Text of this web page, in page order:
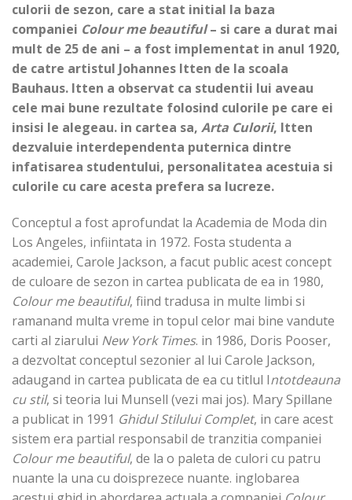
culorii de sezon, care a stat initial la baza
companiei Colour me beautiful– si care a durat mai
mult de 25 de ani – a fost implementat in anul 1920,
de catre artistul Johannes Itten de la scoala
Bauhaus. Itten a observat ca studentii lui aveau
cele mai bune rezultate folosind culorile pe care ei
insisi le alegeau. in cartea sa, Arta Culorii, Itten
dezvaluie interdependenta puternica dintre
infatisarea studentului, personalitatea acestuia si
culorile cu care acesta prefera sa lucreze.
Conceptul a fost aprofundat la Academia de Moda din
Los Angeles, infiintata in 1972. Fosta studenta a
academiei, Carole Jackson, a facut public acest concept
de culoare de sezon in cartea publicata de ea in 1980,
Colour me beautiful, fiind tradusa in multe limbi si
ramanand multa vreme in topul celor mai bine vandute
carti al ziarului New York Times. in 1986, Doris Pooser,
a dezvoltat con­ceptul sezonier al lui Carole Jackson,
adaugand in cartea publicata de ea cu titlul Intotdeauna
cu stil, si teoria lui Munsell (vezi mai jos). Mary Spillane
a publicat in 1991 Ghidul Stilului Complet, in care acest
sistem era partial responsabil de tranzitia companiei
Colour me beautiful, de la o paleta de culori cu patru
nuante la una cu doisprezece nuante. inglobarea